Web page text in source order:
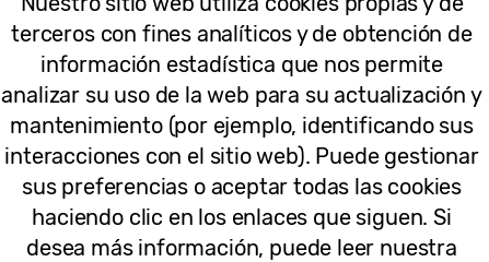
terceros con fines analíticos y de obtención de
información estadística que nos permite
analizar su uso de la web para su actualización y
mantenimiento (por ejemplo, identificando sus
interacciones con el sitio web). Puede gestionar
sus preferencias o aceptar todas las cookies
haciendo clic en los enlaces que siguen. Si
desea más información, puede leer nuestra